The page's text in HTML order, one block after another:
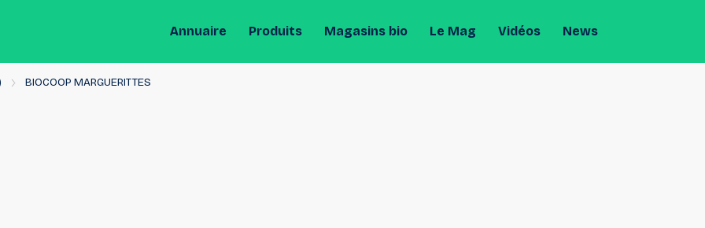
Annuaire Produits Magasins bio Le Mag Vidéos News
BIOCOOP MARGUERITTES